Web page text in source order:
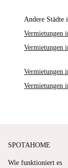
Andere Städte
Vermietungen
Vermietungen
Vermietungen
Vermietungen
SPOTAHOME
Wie funktioniert es